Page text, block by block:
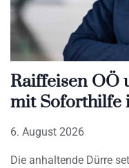
Raiffeisen OÖ
mit Soforthilfe
6. August 2026
Die anhaltende Dürre